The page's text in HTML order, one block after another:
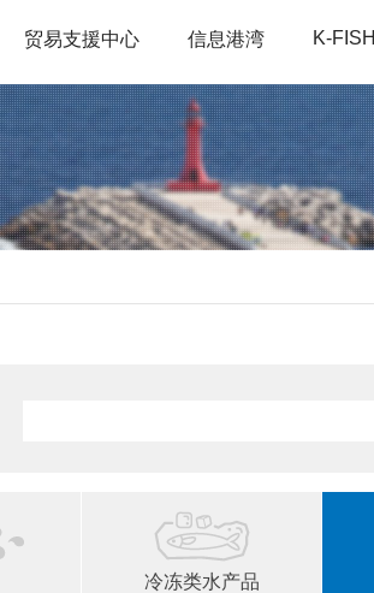
贸易支援中心 信息港湾 K-FISH
冷冻类水产品